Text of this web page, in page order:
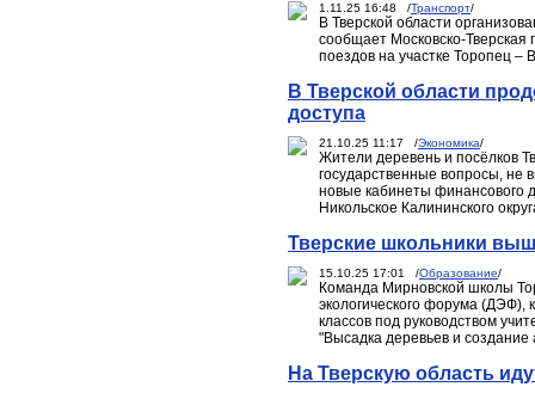
1.11.25 16:48 /Транспорт/
В Тверской области
сообщает Московско-Тверская
поездов на участке Торопец –
В Тверской области
доступа
21.10.25 11:17 /Экономика/
Жители деревень и посёлков
государственные вопросы, не
новые кабинеты финансового
Никольское Калининского
Тверские школьники
15.10.25 17:01 /Образование/
Команда Мирновской школы
экологического форума (ДЭФ),
классов под руководством
"Высадка деревьев и
На Тверскую область